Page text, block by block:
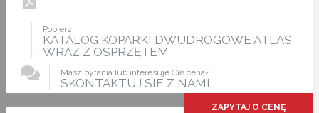
Pobierz:
KATALOG KOPARKI DWUDROGOWE ATLAS
WRAZ Z OSPRZĘTEM
Masz pytania lub interesuje Cię cena?
SKONTAKTUJ SIE Z NAMI
ZAPYTAJ O CENĘ